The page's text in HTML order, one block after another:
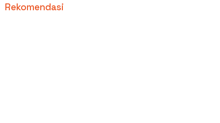
Rekomendasi